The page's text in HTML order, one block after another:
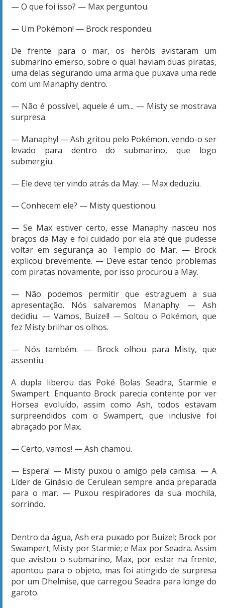
— O que foi isso? — Max perguntou.
— Um Pokémon! — Brock respondeu.
De frente para o mar, os heróis avistaram um
submarino emerso, sobre o qual haviam duas piratas,
uma delas segurando uma arma que puxava uma rede
com um Manaphy dentro.
— Não é possível, aquele é um... — Misty se mostrava
surpresa.
— Manaphy! — Ash gritou pelo Pokémon, vendo-o ser
levado para dentro do submarino, que logo
submergiu.
— Ele deve ter vindo atrás da May. — Max deduziu.
— Conhecem ele? — Misty questionou.
— Se Max estiver certo, esse Manaphy nasceu nos
braços da May e foi cuidado por ela até que pudesse
voltar em segurança ao Templo do Mar. — Brock
explicou brevemente. — Deve estar tendo problemas
com piratas novamente, por isso procurou a May.
— Não podemos permitir que estraguem a sua
apresentação. Nós salvaremos Manaphy. — Ash
decidiu. — Vamos, Buizel! — Soltou o Pokémon, que
fez Misty brilhar os olhos.
— Nós também. — Brock olhou para Misty, que
assentiu.
A dupla liberou das Poké Bolas Seadra, Starmie e
Swampert. Enquanto Brock parecia contente por ver
Horsea evoluído, assim como Ash, todos estavam
surpreendidos com o Swampert, que inclusive foi
abraçado por Max.
— Certo, vamos! — Ash chamou.
— Espera! — Misty puxou o amigo pela camisa. — A
Líder de Ginásio de Cerulean sempre anda preparada
para o mar. — Puxou respiradores da sua mochila,
sorrindo.
Dentro da água, Ash era puxado por Buizel; Brock por
Swampert; Misty por Starmie; e Max por Seadra. Assim
que avistou o submarino, Max, por estar na frente,
apontou para o objeto, mas foi atingido de surpresa
por um Dhelmise, que carregou Seadra para longe do
garoto.